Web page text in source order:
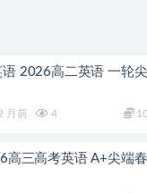
2026高二英语 一轮尖
月前 4
高三高考英语 A+尖端春